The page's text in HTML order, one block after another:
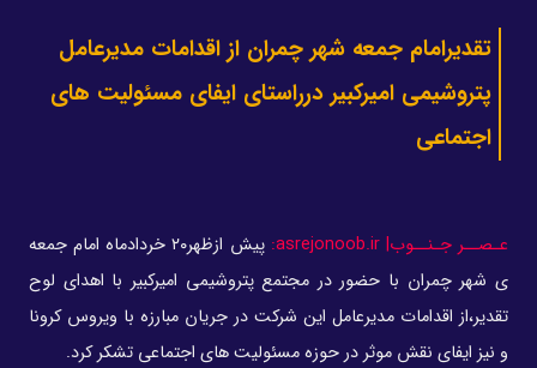
تقدیرامام جمعه شهر چمران از اقدامات مدیرعامل
پتروشیمی امیرکبیر درراستای ایفای مسئولیت های
اجتماعی
عـصــر جـنــوب| asrejonoob.ir:
پیش ازظهر۲۰ خردادماه امام جمعه
ی شهر چمران با حضور در مجتمع پتروشیمی امیرکبیر با اهدای لوح
تقدیر،از اقدامات مدیرعامل این شرکت در جریان مبارزه با ویروس کرونا
و نیز ایفای نقش موثر در حوزه مسئولیت های اجتماعی تشکر کرد.